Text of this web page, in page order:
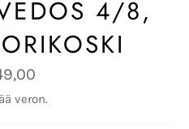
4/8,
veron.